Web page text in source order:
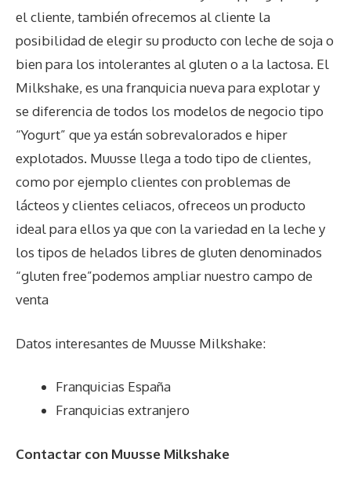
el cliente, también ofrecemos al cliente la
posibilidad de elegir su producto con leche de soja o
bien para los intolerantes al gluten o a la lactosa. El
Milkshake, es una franquicia nueva para explotar y
se diferencia de todos los modelos de negocio tipo
“Yogurt” que ya están sobrevalorados e hiper
explotados. Muusse llega a todo tipo de clientes,
como por ejemplo clientes con problemas de
lácteos y clientes celiacos, ofreceos un producto
ideal para ellos ya que con la variedad en la leche y
los tipos de helados libres de gluten denominados
“gluten free”podemos ampliar nuestro campo de
venta
Datos interesantes de Muusse Milkshake:
Franquicias España
Franquicias extranjero
Contactar con Muusse Milkshake